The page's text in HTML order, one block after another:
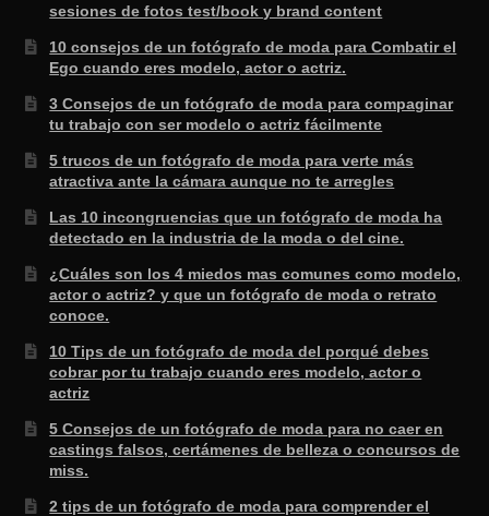
sesiones de fotos test/book y brand content
10 consejos de un fotógrafo de moda para Combatir el
Ego cuando eres modelo, actor o actriz.
3 Consejos de un fotógrafo de moda para compaginar
tu trabajo con ser modelo o actriz fácilmente
5 trucos de un fotógrafo de moda para verte más
atractiva ante la cámara aunque no te arregles
Las 10 incongruencias que un fotógrafo de moda ha
detectado en la industria de la moda o del cine.
¿Cuáles son los 4 miedos mas comunes como modelo,
actor o actriz? y que un fotógrafo de moda o retrato
conoce.
10 Tips de un fotógrafo de moda del porqué debes
cobrar por tu trabajo cuando eres modelo, actor o
actriz
5 Consejos de un fotógrafo de moda para no caer en
castings falsos, certámenes de belleza o concursos de
miss.
2 tips de un fotógrafo de moda para comprender el